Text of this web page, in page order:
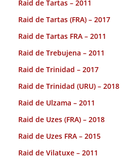
Raid de Tartas – 2011
Raid de Tartas (FRA) – 2017
Raid de Tartas FRA – 2011
Raid de Trebujena – 2011
Raid de Trinidad – 2017
Raid de Trinidad (URU) – 2018
Raid de Ulzama – 2011
Raid de Uzes (FRA) – 2018
Raid de Uzes FRA – 2015
Raid de Vilatuxe – 2011